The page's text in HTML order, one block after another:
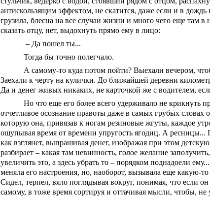
антискользящим эффектом, не скатится, даже если и в
грузила, блесна на все случаи жизни и много чего еще там
сказать отцу, нет, выдохнуть прямо ему в лицо:
– Да пошел ты...
Тогда бы точно полегчало.
А самому-то куда потом пойти? Выехали вечером,
Заехали к черту на кулички. До ближайшей деревни
Да и денег живых никаких, не карточкой же с водителем,
Но что еще его более всего удерживало не крикнуть
отчетливое осознание правоты даже в самых грубых словах
которую она, привязав к ногам резиновые жгуты, каждое
ощупывая время от времени упругость ягодиц. А
как взглянет, выпрашивая денег, изображая при этом
разбирает – какая там невинность, голое желание
увеличить это, а здесь убрать то – порядком поднадоели
меняла его настроения, но, наоборот, вызывала еще какую-
Сидел, терпел, вяло поглядывая вокруг, понимая, что если
самому, в тоже время сортируя и оттачивая мысли, чтобы,